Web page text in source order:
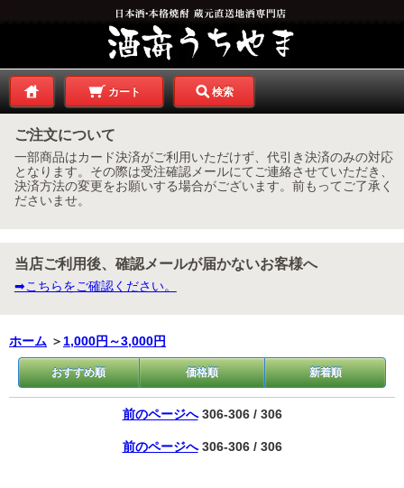
カート 検索
ご注文について
一部商品はカード決済がご利用いただけず、代引き決済のみの対応
となります。その際は受注確認メールにてご連絡させていただき、
決済方法の変更をお願いする場合がございます。前もってご了承く
ださいませ。
当店ご利用後、確認メールが届かないお客様へ
➡こちらをご確認ください。
ホーム ＞ 1,000円～3,000円
おすすめ順 価格順 新着順
前のページへ306-306 / 306
前のページへ306-306 / 306